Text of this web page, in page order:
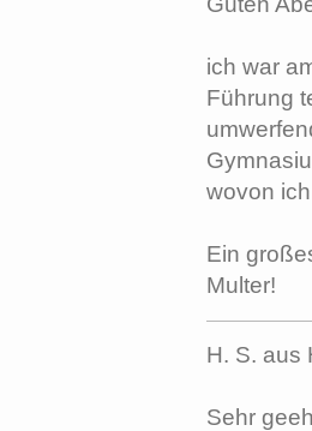
ich war
Führung
wovon
Ein
Multer!
H. S. aus
Sehr